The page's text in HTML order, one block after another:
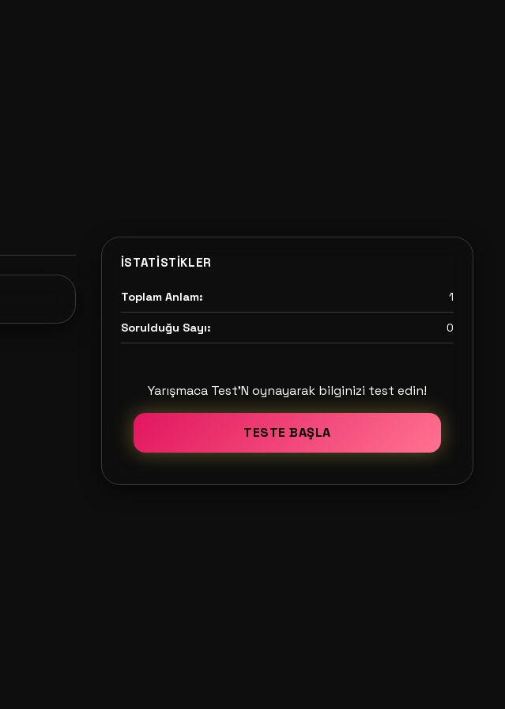
İSTATISTIKLER
Toplam Anlam: 1
Sorulduğu Sayı: 0
Yarışmaca Test'N oynayarak bilginizi test edin!
TESTE BAŞLA